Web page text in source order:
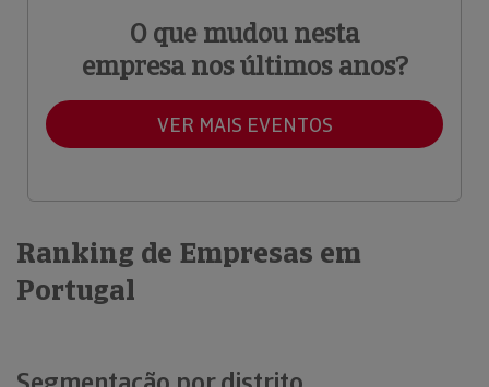
O que mudou nesta
empresa nos últimos anos?
VER MAIS EVENTOS
Ranking de Empresas em
Portugal